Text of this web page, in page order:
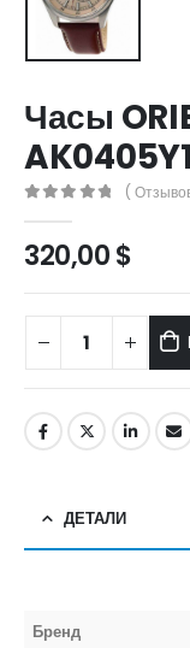
Часы
(
320,00$
ДЕТАЛИ
Бренд